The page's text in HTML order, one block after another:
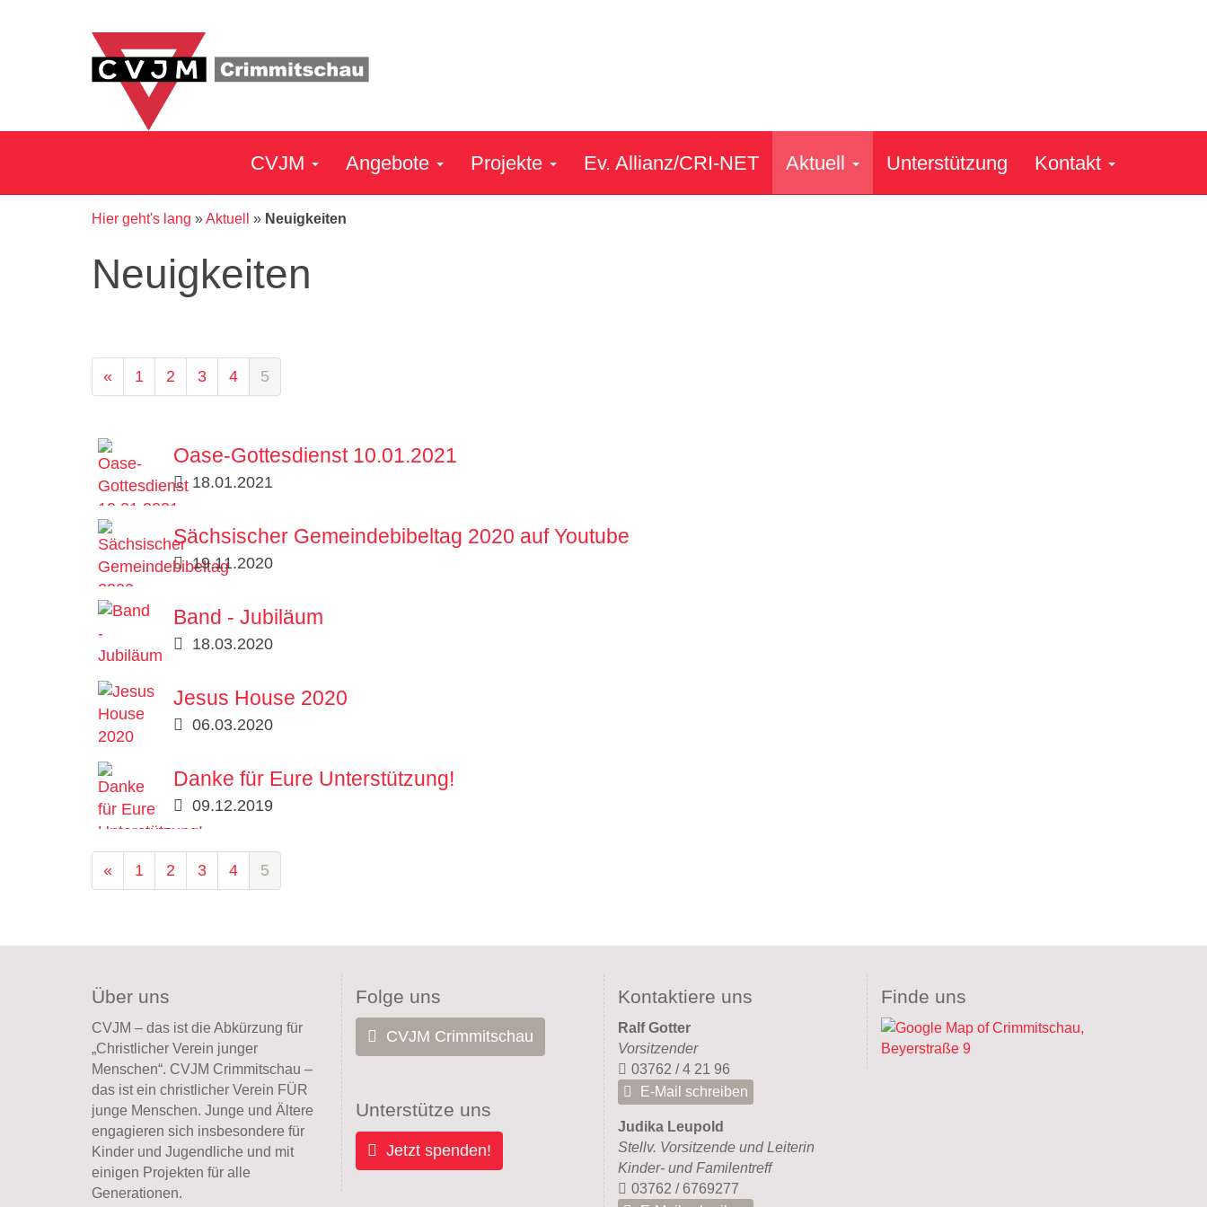
CVJM Angebote Projekte Ev. Allianz/CRI-NET Aktuell Unterstützung Kontakt
Hier geht's lang »Aktuell » Neuigkeiten
Neuigkeiten
« 1 2 3 4 5
Oase-Gottesdienst 10.01.2021
18.01.2021
Sächsischer Gemeindebibeltag 2020 auf Youtube
19.11.2020
Band - Jubiläum
18.03.2020
Jesus House 2020
06.03.2020
Danke für Eure Unterstützung!
09.12.2019
« 1 2 3 4 5
Über uns
CVJM – das ist die Abkürzung für
„Christlicher Verein junger
Menschen“. CVJM Crimmitschau –
das ist ein christlicher Verein FÜR
junge Menschen. Junge und Ältere
engagieren sich insbesondere für
Kinder und Jugendliche und mit
einigen Projekten für alle
Generationen.
Folge uns
CVJM Crimmitschau
Unterstütze uns
Jetzt spenden!
Kontaktiere uns
Ralf Gotter
Vorsitzender
03762 / 4 21 96
E-Mail schreiben
Judika Leupold
Stellv. Vorsitzende und Leiterin
Kinder- und Familentreff
03762 / 6769277
Finde uns